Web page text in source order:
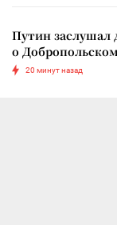
Путин заслушал
о
20 минут назад